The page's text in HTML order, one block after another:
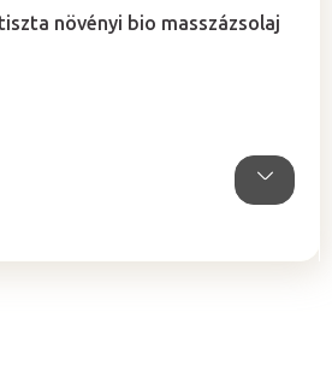
növényi bio masszázsolaj